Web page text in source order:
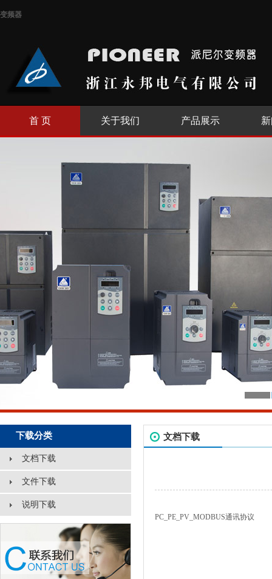
变频器
首 页 关于我们 产品展示
下载分类
文档下载
文件下载
说明下载
文档下载
PC_PE_PV_MODBUS通讯协议